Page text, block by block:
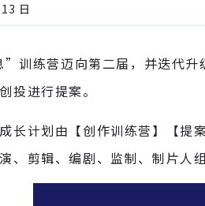
日
训练营迈向第二届，并迭代
投进行提案。
计划由【创作训练营】【提
、剪辑、编剧、监制、制片人